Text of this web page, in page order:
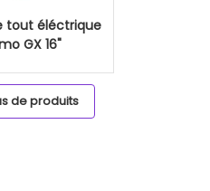
tout éléctrique
GX 16"
de produits